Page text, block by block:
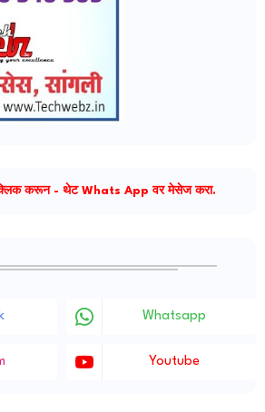
क्लिक करून - थेट Whats App वर मेसेज करा.
Whatsapp
Youtube